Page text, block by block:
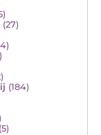
(27)
(184)
(5)